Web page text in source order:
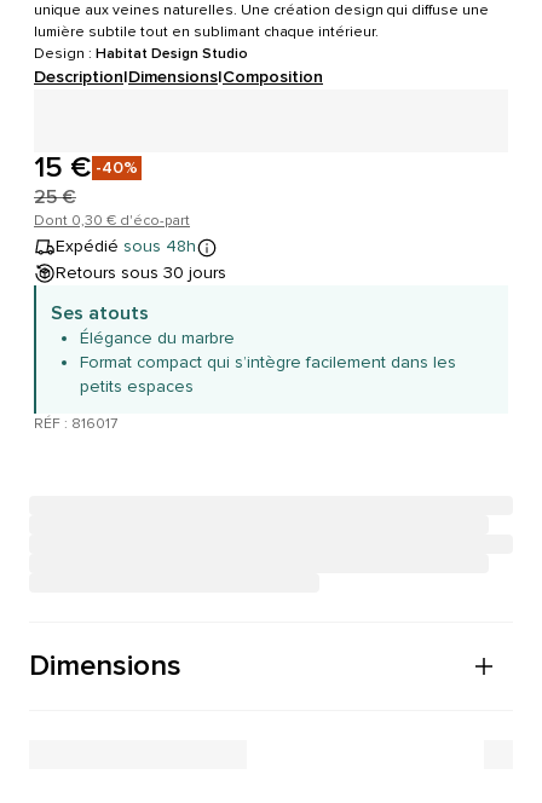
unique aux veines naturelles. Une création design qui diffuse une
lumière subtile tout en sublimant chaque intérieur.
Design : Habitat Design Studio
Description|Dimensions|Composition
15 € -40%
25 €
Dont 0,30 € d'éco-part
Expédié sous 48h
Retours sous 30 jours
Ses atouts
Élégance du marbre
Format compact qui s’intègre facilement dans les
petits espaces
RÉF : 816017
Dimensions